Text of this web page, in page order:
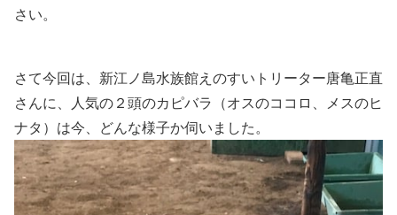
さい。
さて今回は、新江ノ島水族館えのすいトリーター唐亀正直
さんに、人気の２頭のカピバラ（オスのココロ、メスのヒ
ナタ）は今、どんな様子か伺いました。